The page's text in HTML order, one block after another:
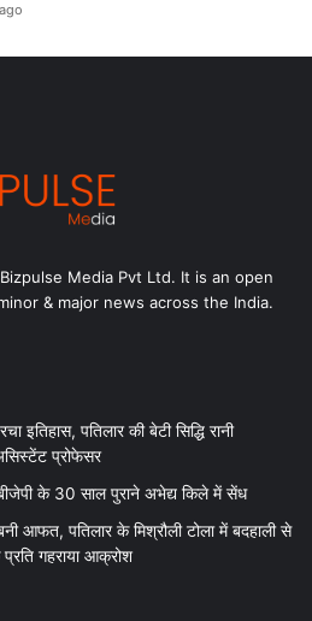
Media Pvt Ltd. It is an open
& major news across the India.
इतिहास, पतिलार की बेटी सिद्धि रानी
प्रोफेसर
के 30 साल पुराने अभेद्य किले में सेंध
आफत, पतिलार के मिश्रौली टोला में बदहाली से
प्रति गहराया आक्रोश